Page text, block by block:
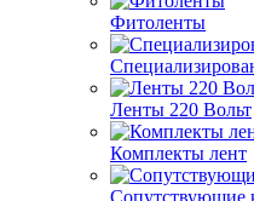
Фитоленты
Ленты 220 Вольт
Комплекты лент
Сопутствующие